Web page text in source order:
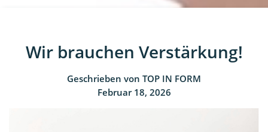
Wir brauchen Verstärkung!
Geschrieben von TOP IN FORM
Februar 18, 2026